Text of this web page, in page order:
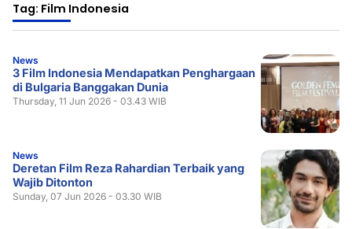
Tag: Film Indonesia
News
3 Film Indonesia Mendapatkan Penghargaan
di Bulgaria Banggakan Dunia
Thursday, 11 Jun 2026 - 03.43 WIB
News
Deretan Film Reza Rahardian Terbaik yang
Wajib Ditonton
Sunday, 07 Jun 2026 - 03.30 WIB